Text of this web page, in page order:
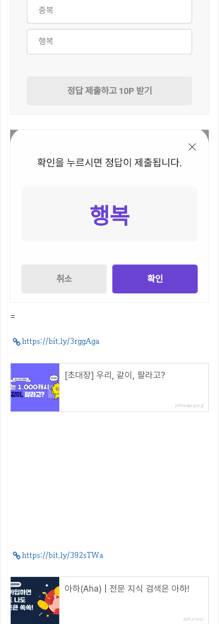
=
https://bit.ly/3rggAga
[초대장] 우리, 같이, 팔라고?
jn49w.app.goo.gl
https://bit.ly/392sTWa
아하(Aha) | 전문 지식 검색은 아하!
auth.a-ha.io